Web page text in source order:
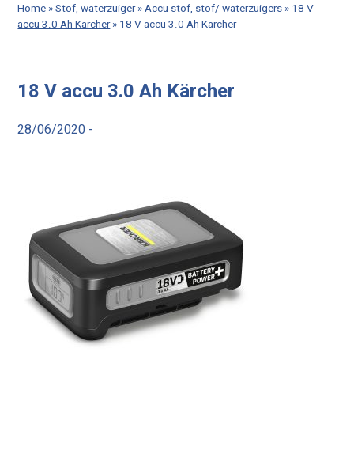
Home»Stof, waterzuiger»Accu stof, stof/ waterzuigers»18 V
accu 3.0 Ah Kärcher» 18 V accu 3.0 Ah Kärcher
18 V accu 3.0 Ah Kärcher
28/06/2020 -